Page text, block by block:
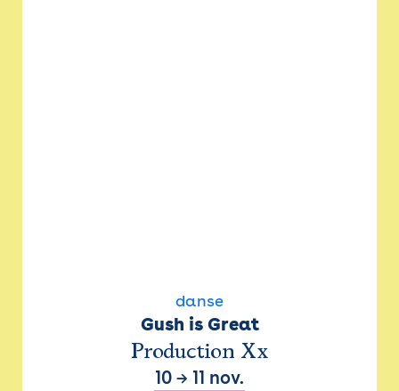
danse
Gush is Great
Production Xx
10 → 11 nov.